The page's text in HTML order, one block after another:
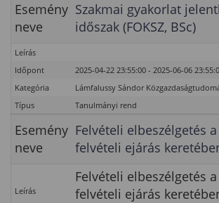
Esemény
neve
Szakmai gyakorlat
időszak (FOKSZ, BSc)
Leírás
Időpont
2025-04-22 23:55:00 - 2025-06-06
Kategória
Lámfalussy Sándor
Típus
Tanulmányi rend
Esemény
neve
Felvételi elbeszélgetés
felvételi ejárás
Leírás
Felvételi elbeszélgetés
felvételi ejárás